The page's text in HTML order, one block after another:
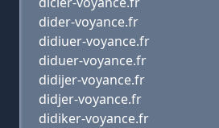
dider-voyance.fr
didiuer-voyance.fr
diduer-voyance.fr
didijer-voyance.fr
didjer-voyance.fr
didiker-voyance.fr